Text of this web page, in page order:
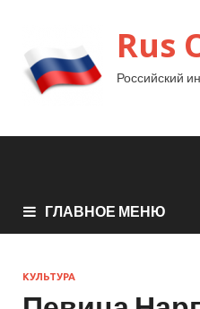
Rus
Российский
ГЛАВНОЕ МЕНЮ
КУЛЬТУРА